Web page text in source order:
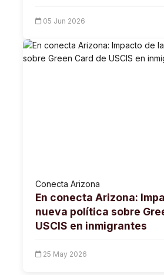
05 Jun 2026
Conecta Arizona
En conecta Arizona:
nueva política sobre
USCIS en inmigrantes
25 May 2026